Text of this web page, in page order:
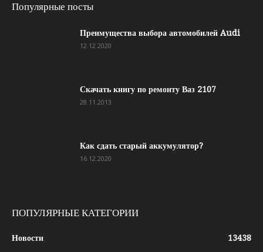
Популярные посты
Преимущества выбора автомобилей Audi
12.12.2020
Скачать книгу по ремонту Ваз 2107
28.11.2013
Как сдать старый аккумулятор?
16.12.2020
ПОПУЛЯРНЫЕ КАТЕГОРИИ
Новости
13438